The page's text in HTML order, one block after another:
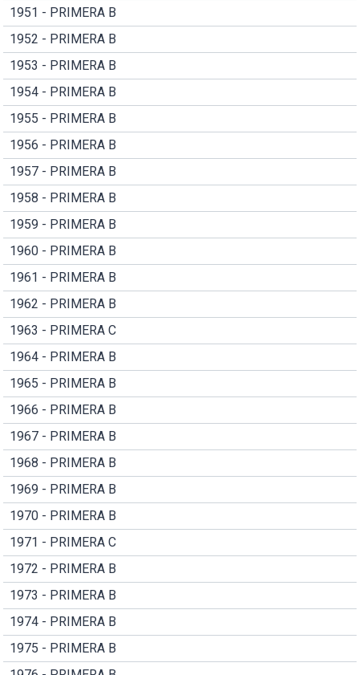
1951 - PRIMERA B
1952 - PRIMERA B
1953 - PRIMERA B
1954 - PRIMERA B
1955 - PRIMERA B
1956 - PRIMERA B
1957 - PRIMERA B
1958 - PRIMERA B
1959 - PRIMERA B
1960 - PRIMERA B
1961 - PRIMERA B
1962 - PRIMERA B
1963 - PRIMERA C
1964 - PRIMERA B
1965 - PRIMERA B
1966 - PRIMERA B
1967 - PRIMERA B
1968 - PRIMERA B
1969 - PRIMERA B
1970 - PRIMERA B
1971 - PRIMERA C
1972 - PRIMERA B
1973 - PRIMERA B
1974 - PRIMERA B
1975 - PRIMERA B